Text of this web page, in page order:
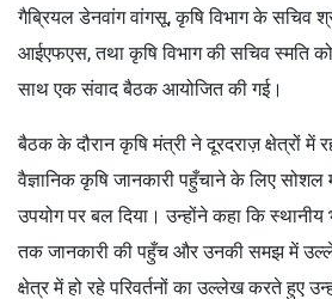
गैब्रियल डेनवांग वांगसू, कृषि विभाग के सचिव
आईएफएस, तथा कृषि विभाग की सचिव स्मति
साथ एक संवाद बैठक आयोजित की गई।
बैठक के दौरान कृषि मंत्री ने दूरदराज़ क्षेत्रों में
वैज्ञानिक कृषि जानकारी पहुँचाने के लिए सोशल
उपयोग पर बल दिया। उन्होंने कहा कि
तक जानकारी की पहुँच और उनकी समझ में
क्षेत्र में हो रहे परिवर्तनों का उल्लेख करते हुए